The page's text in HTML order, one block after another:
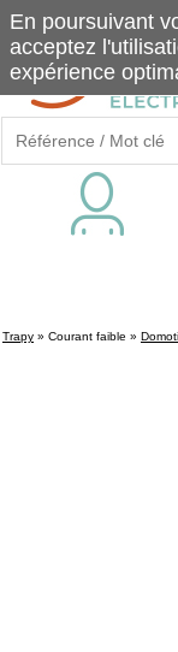
Trapy » Courant faible »
En poursuivant
acceptez
expérience